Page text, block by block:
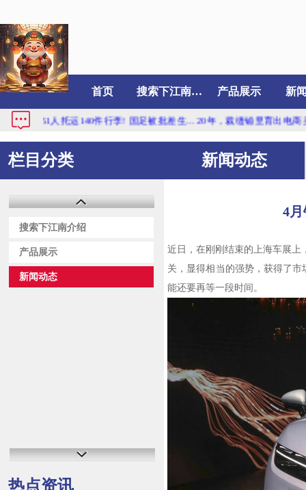
首页 搜索下江南介绍 产品展示 新
运140件行李! 国足被批差生... 20年，裁缝铺里育出电商头部品牌... 4月
栏目分类
搜索下江南介绍
产品展示
新闻动态
热点资讯
新闻动态
4
近日，在刚刚结束的上海车展
关，显得相当的强势，获得了
能还要再等一段时间。